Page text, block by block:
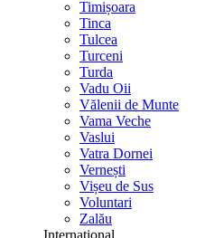
Timișoara
Tinca
Tulcea
Turceni
Turda
Vadu Oii
Vălenii de Munte
Vama Veche
Vaslui
Vatra Dornei
Vernești
Vișeu de Sus
Voluntari
Zalău
International